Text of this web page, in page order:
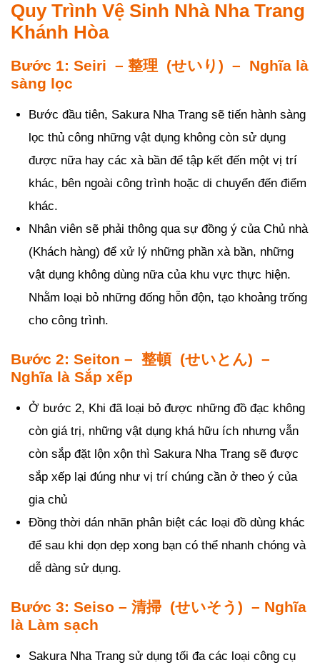
Quy Trình Vệ Sinh Nhà Nha Trang
Khánh Hòa
Bước 1: Seiri – 整理 (せいり) – Nghĩa là
sàng lọc
Bước đầu tiên, Sakura Nha Trang sẽ tiến hành sàng
lọc thủ công những vật dụng không còn sử dụng
được nữa hay các xà bần để tập kết đến một vị trí
khác, bên ngoài công trình hoặc di chuyển đến điểm
khác.
Nhân viên sẽ phải thông qua sự đồng ý của Chủ nhà
(Khách hàng) để xử lý những phần xà bần, những
vật dụng không dùng nữa của khu vực thực hiện.
Nhằm loại bỏ những đống hỗn độn, tạo khoảng trống
cho công trình.
Bước 2: Seiton – 整頓 (せいとん) –
Nghĩa là Sắp xếp
Ở bước 2, Khi đã loại bỏ được những đồ đạc không
còn giá trị, những vật dụng khá hữu ích nhưng vẫn
còn sắp đặt lộn xộn thì Sakura Nha Trang sẽ được
sắp xếp lại đúng như vị trí chúng cần ở theo ý của
gia chủ
Đồng thời dán nhãn phân biệt các loại đồ dùng khác
để sau khi dọn dẹp xong bạn có thể nhanh chóng và
dễ dàng sử dụng.
Bước 3: Seiso – 清掃 (せいそう) – Nghĩa
là Làm sạch
Sakura Nha Trang sử dụng tối đa các loại công cụ